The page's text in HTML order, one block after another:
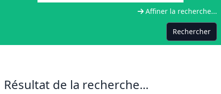
Affiner la recherche...
Rechercher
Résultat de la recherche...